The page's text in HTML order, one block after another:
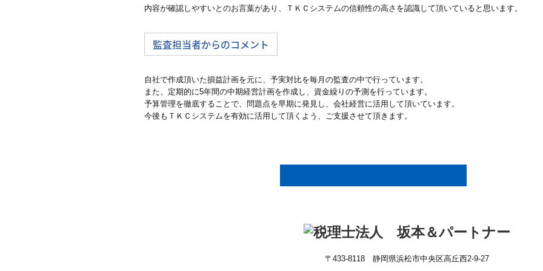
内容が確認しやすいとのお言葉があり、ＴＫＣシステムの信頼性の高さを認識して頂いていると思います。
監査担当者からのコメント
自社で作成頂いた損益計画を元に、予実対比を毎月の監査の中で行っています。
また、定期的に5年間の中期経営計画を作成し、資金繰りの予測を行っています。
予算管理を徹底することで、問題点を早期に発見し、会社経営に活用して頂いています。
今後もＴＫＣシステムを有効に活用して頂くよう、ご支援させて頂きます。
〒433-8118 静岡県浜松市中央区高丘西2-9-27